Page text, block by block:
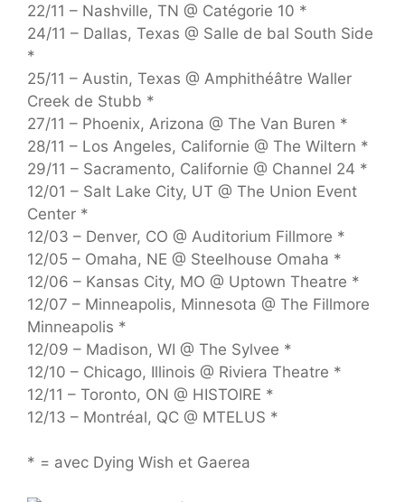
22/11 – Nashville, TN @ Catégorie 10 *
24/11 – Dallas, Texas @ Salle de bal South Side
*
25/11 – Austin, Texas @ Amphithéâtre Waller
Creek de Stubb *
27/11 – Phoenix, Arizona @ The Van Buren *
28/11 – Los Angeles, Californie @ The Wiltern *
29/11 – Sacramento, Californie @ Channel 24 *
12/01 – Salt Lake City, UT @ The Union Event
Center *
12/03 – Denver, CO @ Auditorium Fillmore *
12/05 – Omaha, NE @ Steelhouse Omaha *
12/06 – Kansas City, MO @ Uptown Theatre *
12/07 – Minneapolis, Minnesota @ The Fillmore
Minneapolis *
12/09 – Madison, WI @ The Sylvee *
12/10 – Chicago, Illinois @ Riviera Theatre *
12/11 – Toronto, ON @ HISTOIRE *
12/13 – Montréal, QC @ MTELUS *
* = avec Dying Wish et Gaerea